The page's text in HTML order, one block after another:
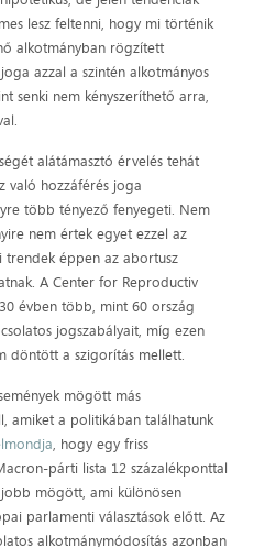
lesz feltenni, hogy mi történik
alkotmányban rögzített
azzal a szintén alkotmányos
senki nem kényszeríthető arra,
alátámasztó érvelés tehát
való hozzáférés joga
több tényező fenyegeti. Nem
nem értek egyet ezzel az
trendek éppen az abortusz
A Center for Reproductiv
évben több, mint 60 ország
jogszabályait, míg ezen
döntött a szigorítás mellett.
mögött más
amiket a politikában találhatunk
, hogy egy friss
párti lista 12 százalékponttal
mögött, ami különösen
parlamenti választások előtt. Az
alkotmánymódosítás azonban